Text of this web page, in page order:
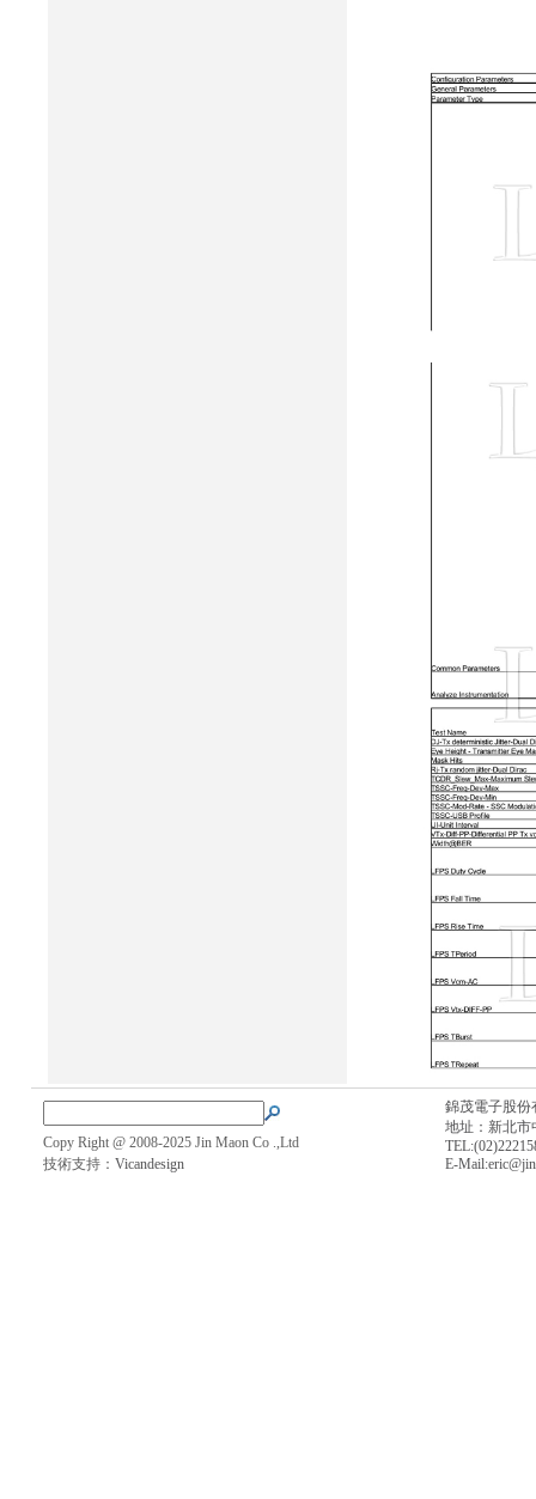
Copy Right @ 2008-2025 Jin Maon Co .,Ltd
技術支持： Vicandesign
錦茂電子股份
地址：新北市
E-Mail: